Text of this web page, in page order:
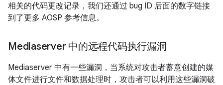
相关的代码更改记录，我们还通过 bug ID 后面的数字链接
到了更多 AOSP 参考信息。
Mediaserver 中的远程代码执行漏洞
Mediaserver 中有一些漏洞，当系统对攻击者蓄意创建的媒
体文件进行文件和数据处理时，攻击者可以利用这些漏洞破